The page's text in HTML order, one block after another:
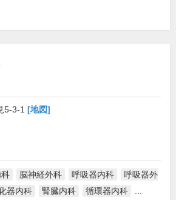
5-3-1 [地図]
脳神経外科 呼吸器内科
呼吸器外
器内科 腎臓内科 循環器内科